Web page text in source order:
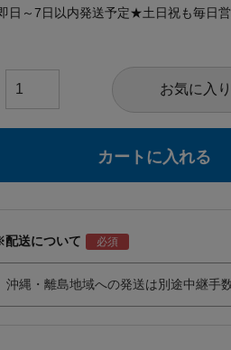
日～7日以内発送予定★土日祝も毎日
お気に入
カートに入れる
送について